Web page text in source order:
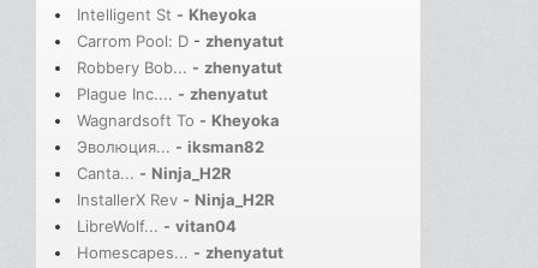
Intelligent St - Kheyoka
Carrom Pool: D - zhenyatut
Robbery Bob... - zhenyatut
Plague Inc.... - zhenyatut
Wagnardsoft To - Kheyoka
Эволюция... - iksman82
Canta... - Ninja_H2R
InstallerX Rev - Ninja_H2R
LibreWolf... - vitan04
Homescapes... - zhenyatut